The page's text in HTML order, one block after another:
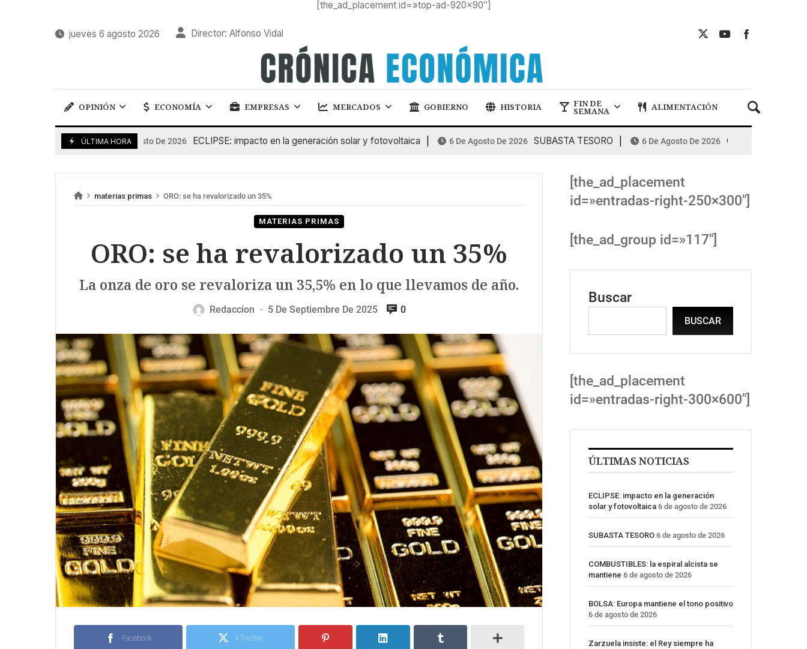
[the_ad_placement id=»top-ad-920×90″]
jueves 6 agosto 2026 Director: Alfonso Vidal
OPINIÓN ECONOMÍA EMPRESAS MERCADOS GOBIERNO HISTORIA FIN DE
SEMANA ALIMENTACIÓN
ÚLTIMA HORA
6 De Agosto De 2026 ECLIPSE: impacto en la generación solar y fotovoltaica 6 De Agosto De 2026 SUBASTA TESORO 6 De Agosto De 2026 COMBUSTIBLES: la
materias primas ORO: se ha revalorizado un 35%
MATERIAS PRIMAS
ORO: se ha revalorizado un 35%
La onza de oro se revaloriza un 35,5% en lo que llevamos de año.
Redaccion — 5 De Septiembre De 2025 0
Facebook X Twitter
[the_ad_placement
id=»entradas-right-250×300″]
[the_ad_group id=»117″]
Buscar
BUSCAR
[the_ad_placement
id=»entradas-right-300×600″]
ÚLTIMAS NOTICIAS
ECLIPSE: impacto en la generación
solar y fotovoltaica 6 de agosto de 2026
SUBASTA TESORO 6 de agosto de 2026
COMBUSTIBLES: la espiral alcista se
mantiene 6 de agosto de 2026
BOLSA: Europa mantiene el tono positivo
6 de agosto de 2026
Zarzuela insiste: el Rey siempre ha